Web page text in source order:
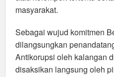
masyarakat.
Sebagai wujud komitmen
dilangsungkan
Antikorupsi oleh kalangan
disaksikan langsung oleh